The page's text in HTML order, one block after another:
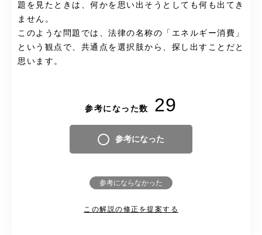
題を見たときは、何かを思い出そうとしても何も出てき
ません。
このような問題では、法律の名称の「エネルギー消費」
という観点で、共通点を選択肢から、探し出すことだと
思います。
参考になった数 29
参考になった
参考にならなかった
この解説の修正を提案する